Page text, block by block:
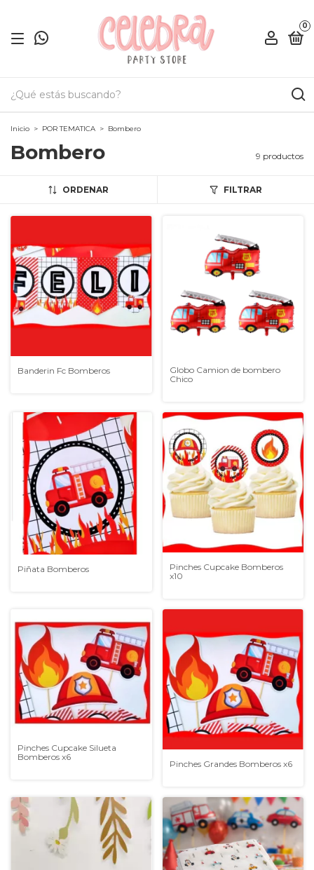
0
Inicio > POR TEMATICA > Bombero
Bombero 9 productos
ORDENAR FILTRAR
Banderin Fc Bomberos
Globo Camion de bombero
Chico
Piñata Bomberos
Pinches Cupcake Bomberos
x10
Pinches Cupcake Silueta
Bomberos x6
Pinches Grandes Bomberos x6